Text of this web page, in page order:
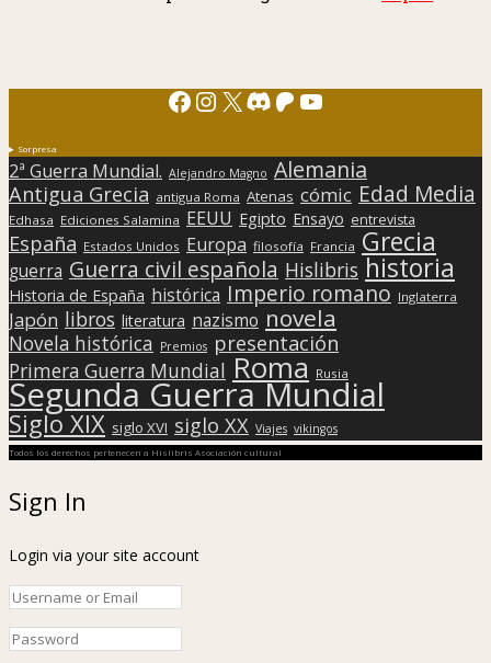
Facebook
Instagram
X Discord
Patreon
YouTube
Sorpresa
2ª Guerra Mundial. Alejandro Magno Alemania
Antigua Grecia antigua Roma Atenas cómic Edad Media
Edhasa Ediciones Salamina EEUU Egipto Ensayo entrevista
España Estados Unidos Europa filosofía Francia Grecia
guerra Guerra civil española Hislibris historia
Historia de España histórica Imperio romano Inglaterra
Japón libros literatura nazismo novela
Novela histórica Premios presentación
Primera Guerra Mundial Roma Rusia
Segunda Guerra Mundial
Siglo XIX siglo XVI siglo XX Viajes vikingos
Todos los derechos pertenecen a Hislibris Asociación cultural
Sign In
Login via your site account